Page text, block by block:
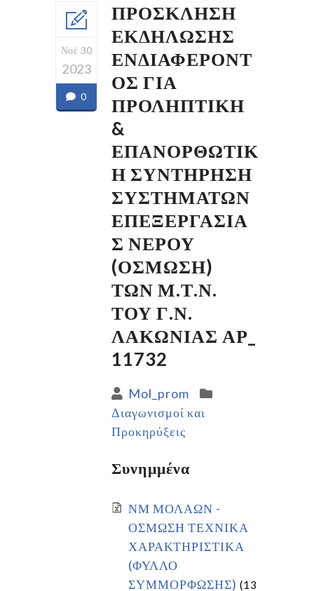
Νοέ 30
2023
0
ΠΡΟΣΚΛΗΣΗ
ΕΚΔΗΛΩΣΗΣ
ΕΝΔΙΑΦΕΡΟΝΤ
ΟΣ ΓΙΑ
ΠΡΟΛΗΠΤΙΚΗ
&
ΕΠΑΝΟΡΘΩΤΙΚ
Η ΣΥΝΤΗΡΗΣΗ
ΣΥΣΤΗΜΑΤΩΝ
ΕΠΕΞΕΡΓΑΣΙΑ
Σ ΝΕΡΟΥ
(ΟΣΜΩΣΗ)
ΤΩΝ Μ.Τ.Ν.
ΤΟΥ Γ.Ν.
ΛΑΚΩΝΙΑΣ ΑΡ_
11732
Mol_prom
Διαγωνισμοί και
Προκηρύξεις
Συνημμένα
ΝΜ ΜΟΛΑΩΝ -
ΟΣΜΩΣΗ ΤΕΧΝΙΚΑ
ΧΑΡΑΚΤΗΡΙΣΤΙΚΑ
(ΦΥΛΛΟ
ΣΥΜΜΟΡΦΩΣΗΣ) (13